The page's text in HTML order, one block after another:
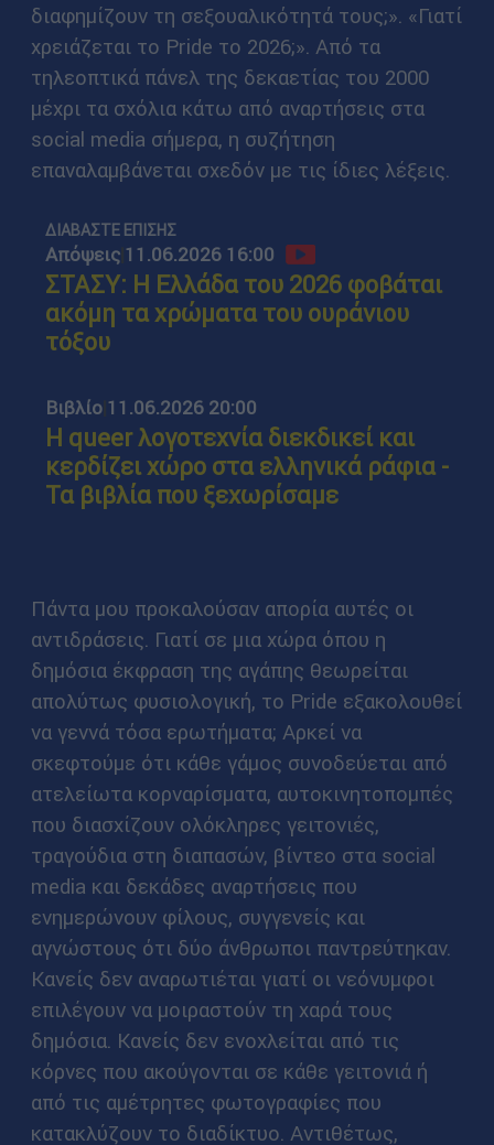
διαφημίζουν τη σεξουαλικότητά τους;». «Γιατί
χρειάζεται το Pride το 2026;». Από τα
τηλεοπτικά πάνελ της δεκαετίας του 2000
μέχρι τα σχόλια κάτω από αναρτήσεις στα
social media σήμερα, η συζήτηση
επαναλαμβάνεται σχεδόν με τις ίδιες λέξεις.
ΔΙΑΒΑΣΤΕ ΕΠΙΣΗΣ
Απόψεις| 11.06.2026 16:00
ΣΤΑΣΥ: Η Ελλάδα του 2026 φοβάται
ακόμη τα χρώματα του ουράνιου
τόξου
Βιβλίο| 11.06.2026 20:00
Η queer λογοτεχνία διεκδικεί και
κερδίζει χώρο στα ελληνικά ράφια -
Τα βιβλία που ξεχωρίσαμε
Πάντα μου προκαλούσαν απορία αυτές οι
αντιδράσεις. Γιατί σε μια χώρα όπου η
δημόσια έκφραση της αγάπης θεωρείται
απολύτως φυσιολογική, το Pride εξακολουθεί
να γεννά τόσα ερωτήματα; Αρκεί να
σκεφτούμε ότι κάθε γάμος συνοδεύεται από
ατελείωτα κορναρίσματα, αυτοκινητοπομπές
που διασχίζουν ολόκληρες γειτονιές,
τραγούδια στη διαπασών, βίντεο στα social
media και δεκάδες αναρτήσεις που
ενημερώνουν φίλους, συγγενείς και
αγνώστους ότι δύο άνθρωποι παντρεύτηκαν.
Κανείς δεν αναρωτιέται γιατί οι νεόνυμφοι
επιλέγουν να μοιραστούν τη χαρά τους
δημόσια. Κανείς δεν ενοχλείται από τις
κόρνες που ακούγονται σε κάθε γειτονιά ή
από τις αμέτρητες φωτογραφίες που
κατακλύζουν το διαδίκτυο. Αντιθέτως,